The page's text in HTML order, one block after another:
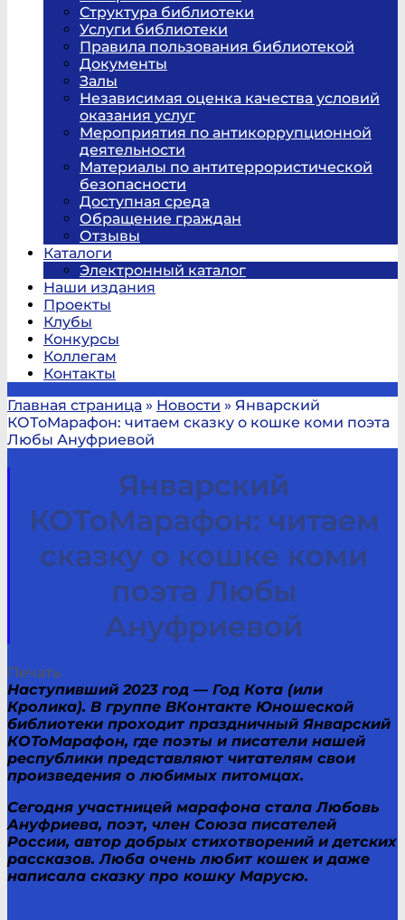
Структура библиотеки
Услуги библиотеки
Правила пользования библиотекой
Документы
Залы
Независимая оценка качества условий
оказания услуг
Мероприятия по антикоррупционной
деятельности
Материалы по антитеррористической
безопасности
Доступная среда
Обращение граждан
Отзывы
Каталоги
Электронный каталог
Наши издания
Проекты
Клубы
Конкурсы
Коллегам
Контакты
Главная страница » Новости » Январский
КОТоМарафон: читаем сказку о кошке коми поэта
Любы Ануфриевой
Январский
КОТоМарафон: читаем
сказку о кошке коми
поэта Любы
Ануфриевой
Печать
Наступивший 2023 год — Год Кота (или
Кролика). В группе ВКонтакте Юношеской
библиотеки проходит праздничный Январский
КОТоМарафон, где поэты и писатели нашей
республики представляют читателям свои
произведения о любимых питомцах.
Сегодня участницей марафона стала Любовь
Ануфриева, поэт, член Союза писателей
России, автор добрых стихотворений и детских
рассказов. Люба очень любит кошек и даже
написала сказку про кошку Марусю.